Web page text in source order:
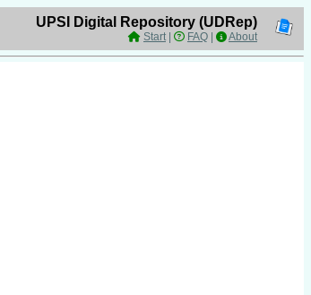
UPSI Digital Repository (UDRep)
Start| FAQ About